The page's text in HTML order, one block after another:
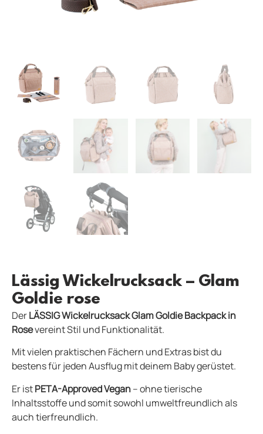
Lässig Wickelrucksack – Glam
Goldie rose
DerLÄSSIG Wickelrucksack Glam Goldie Backpack in
Rosevereint Stil und Funktionalität.
Mit vielen praktischen Fächern und Extras bist du
bestens für jeden Ausflug mit deinem Baby gerüstet.
Er istPETA-Approved Vegan– ohne tierische
Inhaltsstoffe und somit sowohl umweltfreundlich als
auch tierfreundlich.